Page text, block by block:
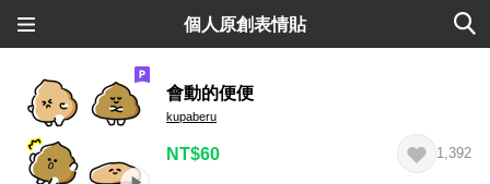
個人原創表情貼
會動的便便
kupaberu
NT$60 1,392